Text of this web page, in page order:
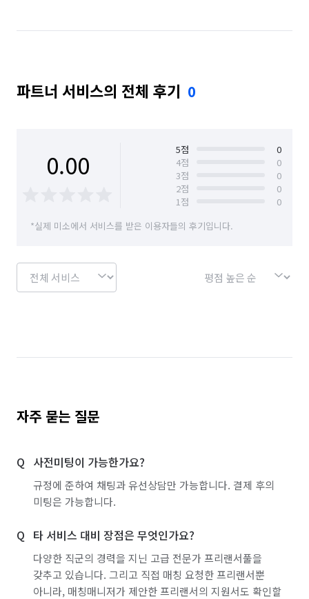
파트너 서비스의 전체 후기 0
0.00 5점
0
4점
0
3점
0
2점
0
1점
0
*실제 미소에서 서비스를 받은 이용자들의 후기입니다.
자주 묻는 질문
사전미팅이 가능한가요?
규정에 준하여 채팅과 유선상담만 가능합니다. 결제 후의
미팅은 가능합니다.
타 서비스 대비 장점은 무엇인가요?
다양한 직군의 경력을 지닌 고급 전문가 프리랜서풀을
갖추고 있습니다. 그리고 직접 매칭 요청한 프리랜서뿐
아니라, 매칭매니저가 제안한 프리랜서의 지원서도 확인할